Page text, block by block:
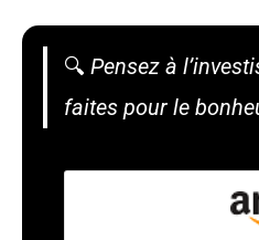
🔍 Pensez à
faites pour le